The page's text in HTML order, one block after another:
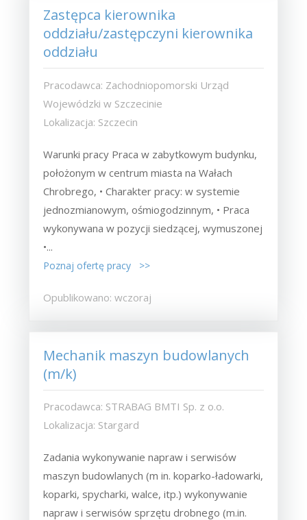
Zastępca kierownika
oddziału/zastępczyni kierownika
oddziału
Pracodawca: Zachodniopomorski Urząd
Wojewódzki w Szczecinie
Lokalizacja: Szczecin
Warunki pracy Praca w zabytkowym budynku,
położonym w centrum miasta na Wałach
Chrobrego, • Charakter pracy: w systemie
jednozmianowym, ośmiogodzinnym, • Praca
wykonywana w pozycji siedzącej, wymuszonej
•...
Poznaj ofertę pracy >>
Opublikowano: wczoraj
Mechanik maszyn budowlanych
(m/k)
Pracodawca: STRABAG BMTI Sp. z o.o.
Lokalizacja: Stargard
Zadania wykonywanie napraw i serwisów
maszyn budowlanych (m in. koparko-ładowarki,
koparki, spycharki, walce, itp.) wykonywanie
napraw i serwisów sprzętu drobnego (m.in.